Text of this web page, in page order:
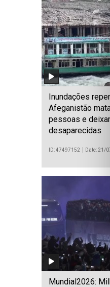
Inundações
Afeganistão
pessoas e
desaparecidas
ID: 47497152 Date: 21/
Mundial2026: